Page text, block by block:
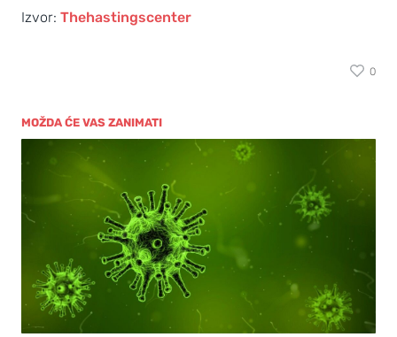
Izvor: Thehastingscenter
0
MOŽDA ĆE VAS ZANIMATI